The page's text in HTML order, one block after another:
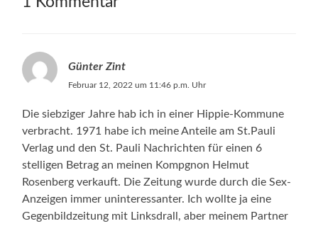
Günter Zint
Februar 12, 2022 um 11:46 p.m. Uhr
Die siebziger Jahre hab ich in einer Hippie-Kommune
verbracht. 1971 habe ich meine Anteile am St.Pauli
Verlag und den St. Pauli Nachrichten für einen 6
stelligen Betrag an meinen Kompgnon Helmut
Rosenberg verkauft. Die Zeitung wurde durch die Sex-
Anzeigen immer uninteressanter. Ich wollte ja eine
Gegenbildzeitung mit Linksdrall, aber meinem Partner